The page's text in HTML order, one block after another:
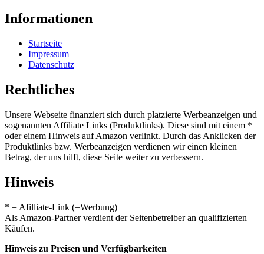
Informationen
Startseite
Impressum
Datenschutz
Rechtliches
Unsere Webseite finanziert sich durch platzierte Werbeanzeigen und
sogenannten Affiliate Links (Produktlinks). Diese sind mit einem *
oder einem Hinweis auf Amazon verlinkt. Durch das Anklicken der
Produktlinks bzw. Werbeanzeigen verdienen wir einen kleinen
Betrag, der uns hilft, diese Seite weiter zu verbessern.
Hinweis
* = Afilliate-Link (=Werbung)
Als Amazon-Partner verdient der Seitenbetreiber an qualifizierten
Käufen.
Hinweis zu Preisen und Verfügbarkeiten